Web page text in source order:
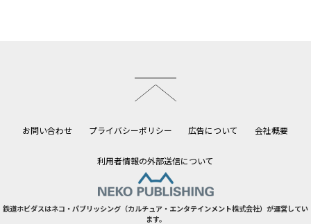
お問い合わせ プライバシーポリシー 広告について 会社概要
利用者情報の外部送信について
鉄道ホビダスはネコ・パブリッシング（カルチュア・エンタテインメント株式会社）が運営してい
ます。